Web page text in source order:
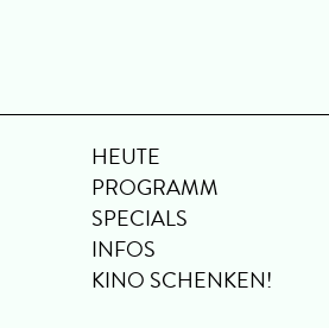
HEUTE
PROGRAMM
SPECIALS
INFOS
KINO SCHENKEN!